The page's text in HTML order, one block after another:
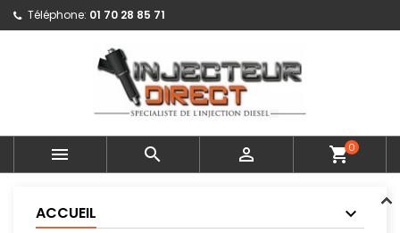
Téléphone: 01 70 28 85 71
   shopping_cart0
ACCUEIL